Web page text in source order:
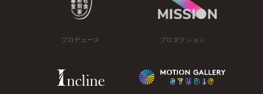
プロデュース プロダクション